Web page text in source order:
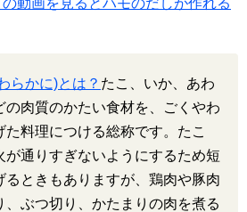
動画を見るとハモのだしが作れる
らかに)とは？ たこ、いか、あわ
の肉質のかたい食材を、ごくやわ
た料理につける総称です。たこ
が通りすぎないようにするため短
るときもありますが、鶏肉や豚肉
、ぶつ切り、かたまりの肉を煮る